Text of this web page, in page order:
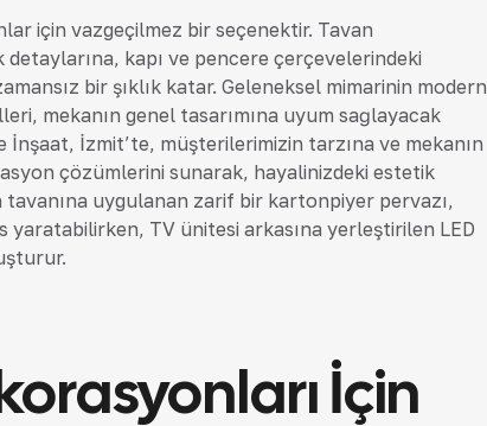
için vazgeçilmez bir seçenektir. Tavan
kapı ve pencere çerçevelerindeki
bir şıklık katar. Geleneksel mimarinin modern
mekanın genel tasarımına uyum sağlayacak
İzmit’te, müşterilerimizin tarzına ve mekanın
çözümlerini sunarak, hayalinizdeki estetik
tavanına uygulanan zarif bir kartonpiyer pervazı,
TV ünitesi arkasına yerleştirilen LED
İçin